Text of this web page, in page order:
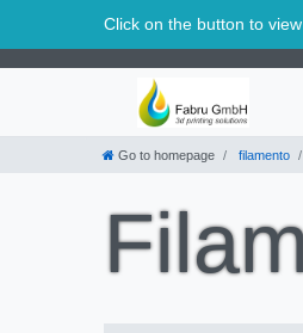
Click on the button to
Svizzera
Go to homepage filamento